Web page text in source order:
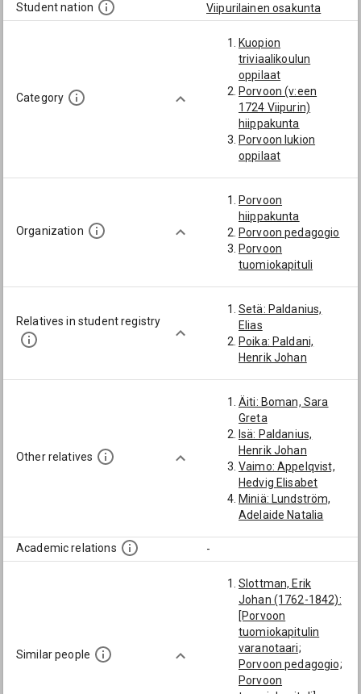
Student nation Viipurilainen osakunta
Category
Kuopion
triviaalikoulun
oppilaat
Porvoon (v:een
1724 Viipurin)
hiippakunta
Porvoon lukion
oppilaat
Organization
Porvoon
hiippakunta
Porvoon pedagogio
Porvoon
tuomiokapituli
Relatives in student registry
Setä: Paldanius,
Elias
Poika: Paldani,
Henrik Johan
Other relatives
Äiti: Boman, Sara
Greta
Isä: Paldanius,
Henrik Johan
Vaimo: Appelqvist,
Hedvig Elisabet
Miniä: Lundström,
Adelaide Natalia
Academic relations -
Similar people
Slottman, Erik
Johan (1762-1842):
[Porvoon
tuomiokapitulin
varanotaari;
Porvoon pedagogio;
Porvoon